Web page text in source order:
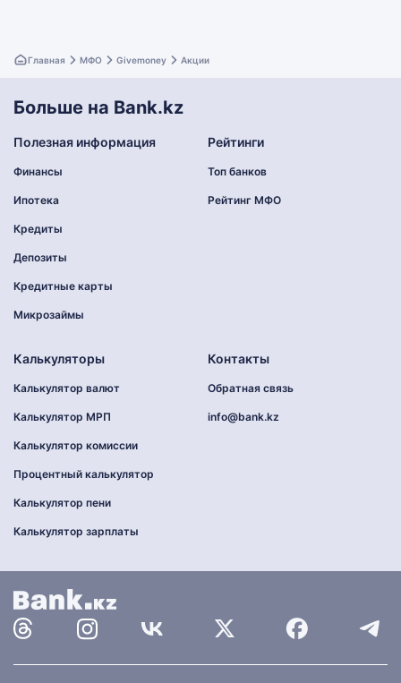
Главная МФО Givemoney Акции
Больше на Bank.kz
Полезная информация
Финансы
Ипотека
Кредиты
Депозиты
Кредитные карты
Микрозаймы
Рейтинги
Топ банков
Рейтинг МФО
Калькуляторы
Калькулятор валют
Калькулятор МРП
Калькулятор комиссии
Процентный калькулятор
Калькулятор пени
Калькулятор зарплаты
Контакты
Обратная связь
info@bank.kz